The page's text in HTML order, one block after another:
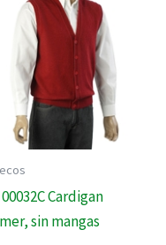
Cardigan
sin mangas